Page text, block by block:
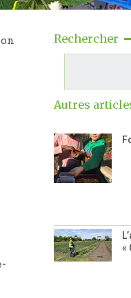
Rechercher
Autres
«